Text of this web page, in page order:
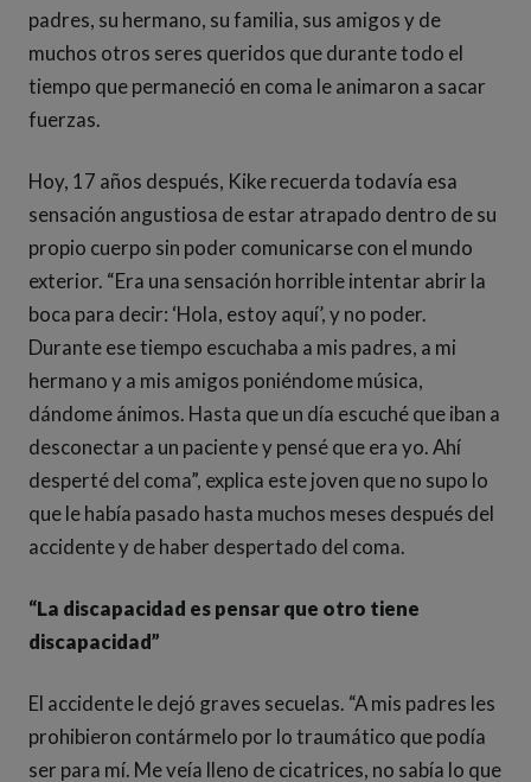
padres, su hermano, su familia, sus amigos y de
muchos otros seres queridos que durante todo el
tiempo que permaneció en coma le animaron a sacar
fuerzas.
Hoy, 17 años después, Kike recuerda todavía esa
sensación angustiosa de estar atrapado dentro de su
propio cuerpo sin poder comunicarse con el mundo
exterior. “Era una sensación horrible intentar abrir la
boca para decir: ‘Hola, estoy aquí’, y no poder.
Durante ese tiempo escuchaba a mis padres, a mi
hermano y a mis amigos poniéndome música,
dándome ánimos. Hasta que un día escuché que iban a
desconectar a un paciente y pensé que era yo. Ahí
desperté del coma”, explica este joven que no supo lo
que le había pasado hasta muchos meses después del
accidente y de haber despertado del coma.
“La discapacidad es pensar que otro tiene
discapacidad”
El accidente le dejó graves secuelas. “A mis padres les
prohibieron contármelo por lo traumático que podía
ser para mí. Me veía lleno de cicatrices, no sabía lo que